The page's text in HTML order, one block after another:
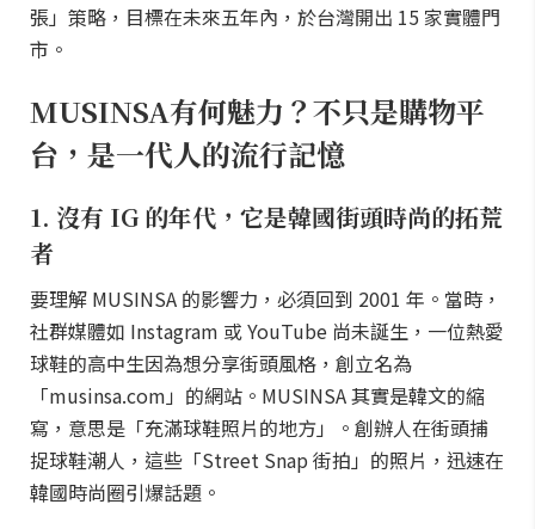
張」策略，目標在未來五年內，於台灣開出 15 家實體門
市。
MUSINSA有何魅力？不只是購物平
台，是一代人的流行記憶
1. 沒有 IG 的年代，它是韓國街頭時尚的拓荒
者
要理解 MUSINSA 的影響力，必須回到 2001 年。當時，
社群媒體如 Instagram 或 YouTube 尚未誕生，一位熱愛
球鞋的高中生因為想分享街頭風格，創立名為
「musinsa.com」的網站。MUSINSA 其實是韓文的縮
寫，意思是「充滿球鞋照片的地方」。創辦人在街頭捕
捉球鞋潮人，這些「Street Snap 街拍」的照片，迅速在
韓國時尚圈引爆話題。